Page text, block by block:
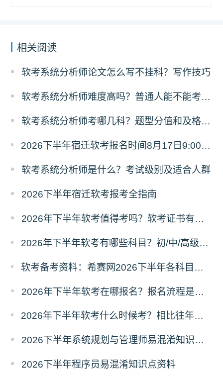
相关阅读
软考系统分析师论文怎么写不挂科？写作技巧
软考系统分析师难度高吗？普通人能不能考过？
软考系统分析师考哪几科？题型分值和及格规则
2026下半年宿迁软考报名时间8月17日9:00至9月18日17:00
软考系统分析师是什么？考试级别及适合人群
2026下半年宿迁软考报考全指南
2026年下半年软考值得考吗？软考证书有什么用？
2026年下半年软考有哪些科目？初/中/高级分别考什么？
软考备考资料：希赛网2026下半年各科目易混淆知识点汇总
2026年下半年软考在哪报名？报名流程是什么？
2026年下半年软考什么时候考？相比往年有哪些新变动？
2026下半年系统规划与管理师易混淆知识点资料
2026下半年程序员易混淆知识点资料